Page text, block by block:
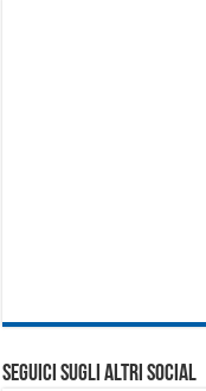
SEGUICI SUGLI ALTRI SOCIAL